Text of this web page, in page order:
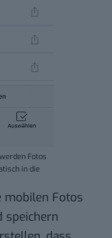
Fotos
in die
mobilen Fotos
speichern